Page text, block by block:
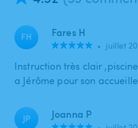
FH Fares H
• juillet
Instruction très clair
a Jérôme pour son accueille
JP Joanna P